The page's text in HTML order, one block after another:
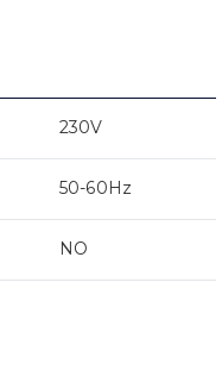
230V
50-60Hz
NO